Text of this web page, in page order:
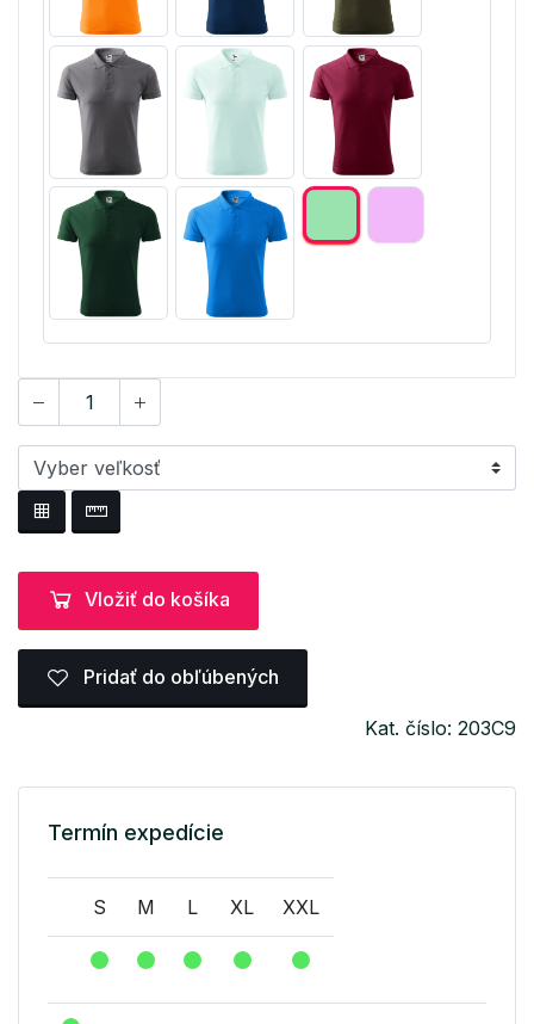
Vložiť do košíka
Pridať do obľúbených
Kat. číslo: 203C9
Termín expedície
S M L XL XXL